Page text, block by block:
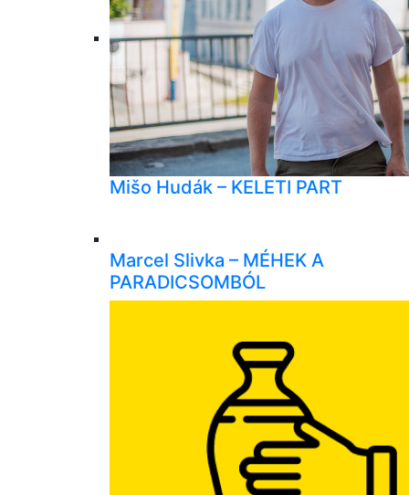
Mišo Hudák – KELETI PART
Marcel Slivka – MÉHEK A
PARADICSOMBÓL